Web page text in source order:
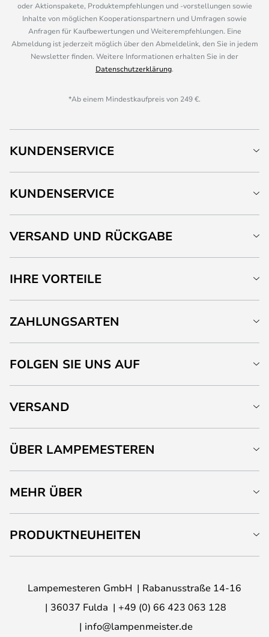
oder Aktionspakete, Produktempfehlungen und -vorstellungen sowie
Inhalte von möglichen Kooperationspartnern und Umfragen sowie
Anfragen für Kaufbewertungen und Weiterempfehlungen. Eine
Abmeldung ist jederzeit möglich über den Abmeldelink, den Sie in jedem
Newsletter finden. Weitere Informationen erhalten Sie in der
Datenschutzerklärung.
*Ab einem Mindestkaufpreis von 249 €.
KUNDENSERVICE
KUNDENSERVICE
VERSAND UND RÜCKGABE
IHRE VORTEILE
ZAHLUNGSARTEN
FOLGEN SIE UNS AUF
VERSAND
ÜBER LAMPEMESTEREN
MEHR ÜBER
PRODUKTNEUHEITEN
Lampemesteren GmbH
Rabanusstraße 14-16
36037 Fulda
+49 (0) 66 423 063 128
info@lampenmeister.de